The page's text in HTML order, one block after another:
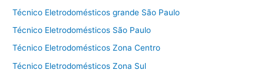
Técnico Eletrodomésticos grande São Paulo
Técnico Eletrodomésticos São Paulo
Técnico Eletrodomésticos Zona Centro
Técnico Eletrodomésticos Zona Sul